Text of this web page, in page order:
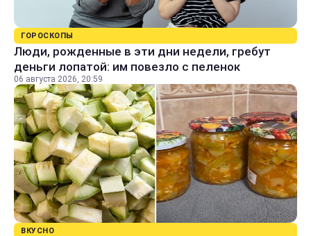
ГОРОСКОПЫ
Люди, рожденные в эти дни недели, гребут
деньги лопатой: им повезло с пеленок
06 августа 2026, 20:59
ВКУСНО